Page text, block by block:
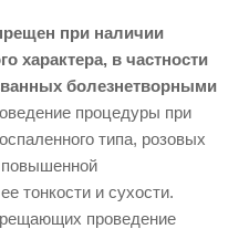
при наличии
характера, в частности
болезнетворными
процедуры при
типа, розовых
повышенной
тонкости и сухости.
проведение